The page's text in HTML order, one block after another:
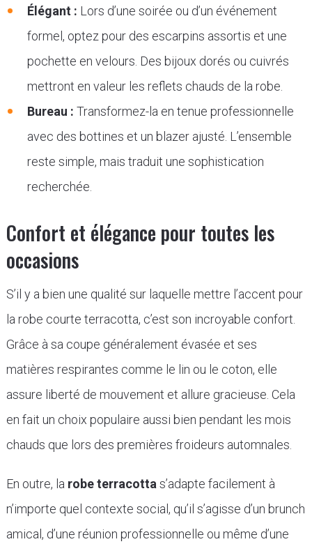
Élégant : Lors d’une soirée ou d’un événement
formel, optez pour des escarpins assortis et une
pochette en velours. Des bijoux dorés ou cuivrés
mettront en valeur les reflets chauds de la robe.
Bureau : Transformez-la en tenue professionnelle
avec des bottines et un blazer ajusté. L’ensemble
reste simple, mais traduit une sophistication
recherchée.
Confort et élégance pour toutes les
occasions
S’il y a bien une qualité sur laquelle mettre l’accent pour
la robe courte terracotta, c’est son incroyable confort.
Grâce à sa coupe généralement évasée et ses
matières respirantes comme le lin ou le coton, elle
assure liberté de mouvement et allure gracieuse. Cela
en fait un choix populaire aussi bien pendant les mois
chauds que lors des premières froideurs automnales.
En outre, la robe terracottas’adapte facilement à
n’importe quel contexte social, qu’il s’agisse d’un brunch
amical, d’une réunion professionnelle ou même d’une